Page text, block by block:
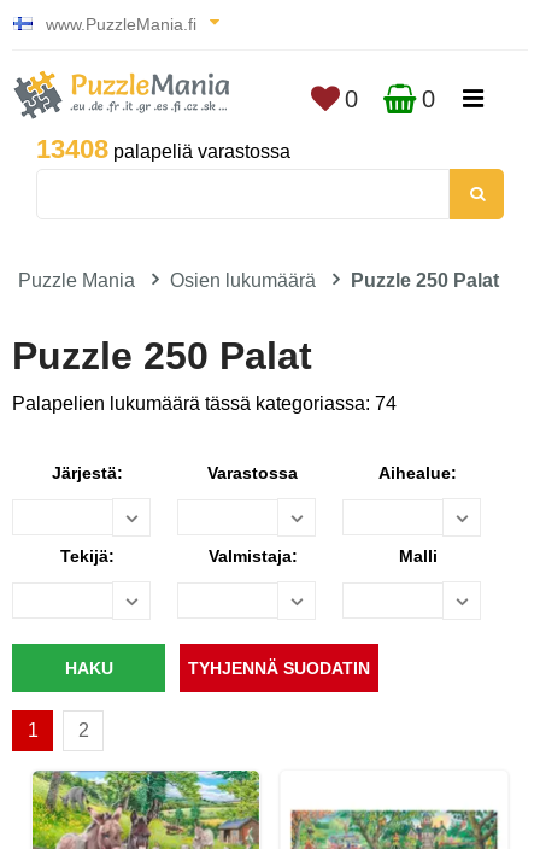
www.PuzzleMania.fi
13408 palapeliä varastossa
0 0
Puzzle Mania Osien lukumäärä Puzzle 250 Palat
Puzzle 250 Palat
Palapelien lukumäärä tässä kategoriassa: 74
Järjestä: Varastossa Aihealue:
Tekijä: Valmistaja: Malli
1 2